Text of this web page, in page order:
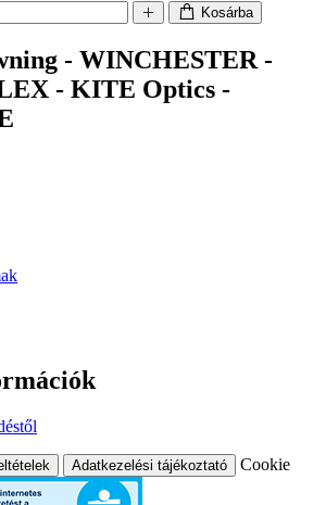
Kosárba
- WINCHESTER -
- KITE Optics -
Adatkezelési tájékoztató Cookie